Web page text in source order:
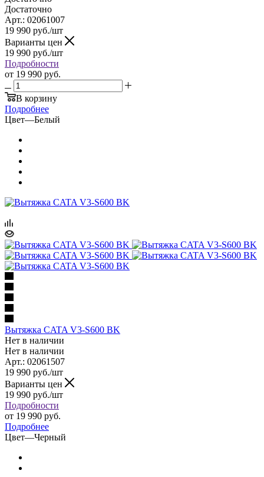
Достаточно
Арт.: 02061007
19 990 руб./шт
Варианты цен
19 990 руб./шт
Подробности
от 19 990 руб.
В корзину
Подробнее
Цвет—Белый
Вытяжка CATA V3-S600 BK
Нет в наличии
Нет в наличии
Арт.: 02061507
19 990 руб./шт
Варианты цен
19 990 руб./шт
Подробности
от 19 990 руб.
Подробнее
Цвет—Черный